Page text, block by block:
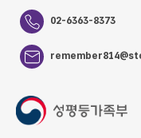
02-6363-8373